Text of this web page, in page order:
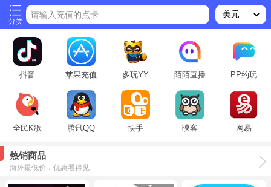
分类
请输入充值的点卡
抖音 苹果充值 多玩YY 陌陌直播 PP约玩
全民K歌 腾讯QQ 快手 映客 网易
热销商品
海外最低价，优惠看得见